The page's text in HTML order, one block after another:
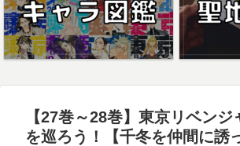
【27巻～28巻】東京リベン
を巡ろう！【千冬を仲間に誘